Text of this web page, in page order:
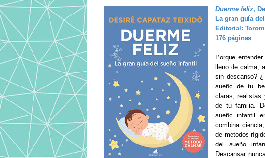
Duerme feliz,
La gran guía
Editorial:
176 páginas
Porque
lleno de calma,
sin descanso?
sueño de tu
claras, realistas
de tu familia.
sueño infantil
combina
de métodos
del sueño
Descansar